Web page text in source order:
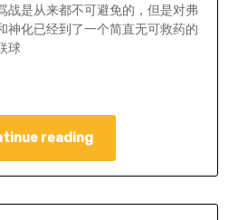
战是从来都不可避免的，但是对弗
神化已经到了一个简直无可救药的
球
reading